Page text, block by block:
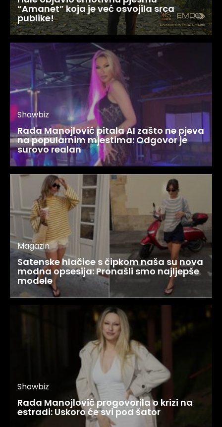
“Amanet” koja je već osvojila srca
publike!
Showbiz
Rada Manojlović pitala AI zašto ne pjeva
na popularnim mjestima: Odgovor je
surovo realan
Magazin
Satenske hlačice s čipkom naša su nova
modna opsesija: Pronašli smo najljepše
modele
Showbiz
Rada Manojlović progovorila o krizi na
estradi: Uskoro će svi pod šator